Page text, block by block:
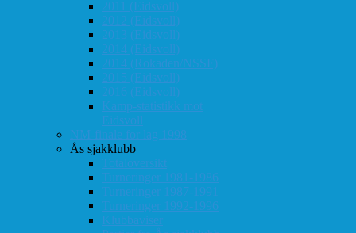
2011 (Eidsvoll)
2012 (Eidsvoll)
2013 (Eidsvoll)
2014 (Eidsvoll)
2014 (Rokaden/NSSF)
2015 (Eidsvoll)
2016 (Eidsvoll)
Kamp-statistikk mot
Eidsvoll
NM-finale for lag 1998
Ås sjakklubb
Totaloversikt
Turneringer 1981-1986
Turneringer 1987-1991
Turneringer 1992-1996
Klubbaviser